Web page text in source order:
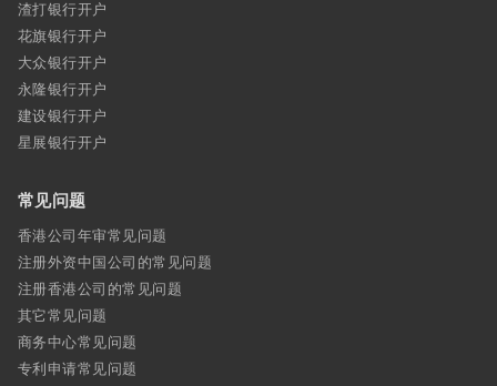
渣打银行开户
花旗银行开户
大众银行开户
永隆银行开户
建设银行开户
星展银行开户
常见问题
香港公司年审常见问题
注册外资中国公司的常见问题
注册香港公司的常见问题
其它常见问题
商务中心常见问题
专利申请常见问题